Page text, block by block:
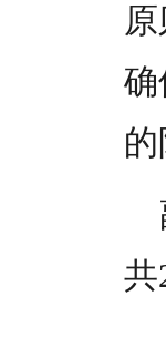
确
的
共